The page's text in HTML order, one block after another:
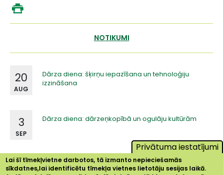
NOTIKUMI
Dārza diena: šķirņu iepazīšana un tehnoloģiju
izzināšana
20
AUG
Dārza diena: dārzeņkopībā un ogulāju kultūrām
3
SEP
Privātuma iestatījumi
Lai šī tīmekļvietne darbotos, tā izmanto nepieciešamās
sīkdatnes,lai identificētu tīmekļa vietnes lietotāju sesijas laikā.